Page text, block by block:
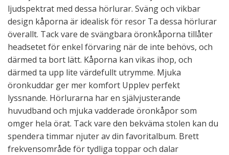
ljudspektrat med dessa hörlurar. Sväng och vikbar
design kåporna är idealisk för resor Ta dessa hörlurar
överallt. Tack vare de svängbara öronkåporna tillåter
headsetet för enkel förvaring när de inte behövs, och
därmed ta bort lätt. Kåporna kan vikas ihop, och
därmed ta upp lite värdefullt utrymme. Mjuka
öronkuddar ger mer komfort Upplev perfekt
lyssnande. Hörlurarna har en självjusterande
huvudband och mjuka vadderade öronkåpor som
omger hela örat. Tack vare den bekväma stolen kan du
spendera timmar njuter av din favoritalbum. Brett
frekvensområde för tydliga toppar och dalar